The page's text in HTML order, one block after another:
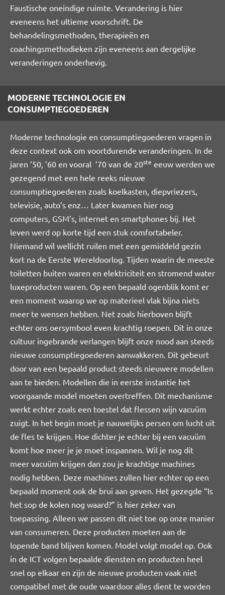
Faustische oneindige ruimte. Verandering is hier
eveneens het ultieme voorschrift. De
behandelingsmethoden, therapieën en
coachingsmethodieken zijn eveneens aan dergelijke
veranderingen onderhevig.
MODERNE TECHNOLOGIE EN
CONSUMPTIEGOEDEREN
Moderne technologie en consumptiegoederen vragen in
deze context ook om voortdurende veranderingen. In de
jaren ’50, ’60 en vooral ’70 van de 20ste eeuw werden we
gezegend met een hele reeks nieuwe
consumptiegoederen zoals koelkasten, diepvriezers,
televisie, auto’s enz… Later kwamen hier nog
computers, GSM’s, internet en smartphones bij. Het
leven werd op korte tijd een stuk comfortabeler.
Niemand wil wellicht ruilen met een gemiddeld gezin
kort na de Eerste Wereldoorlog. Tijden waarin de meeste
toiletten buiten waren en elektriciteit en stromend water
luxeproducten waren. Op een bepaald ogenblik komt er
een moment waarop we op materieel vlak bijna niets
meer te wensen hebben. Net zoals hierboven blijft
echter ons oersymbool even krachtig roepen. Dit in onze
cultuur ingebrande verlangen blijft onze nood aan steeds
nieuwe consumptiegoederen aanwakkeren. Dit gebeurt
door van een bepaald product steeds nieuwere modellen
aan te bieden. Modellen die in eerste instantie het
voorgaande model moeten overtreffen. Dit mechanisme
werkt echter zoals een toestel dat flessen wijn vacuüm
zuigt. In het begin moet je nauwelijks persen om lucht uit
de fles te krijgen. Hoe dichter je echter bij een vacuüm
komt hoe meer je je moet inspannen. Wil je nog dit
meer vacuüm krijgen dan zou je krachtige machines
nodig hebben. Deze machines zullen hier echter op een
bepaald moment ook de brui aan geven. Het gezegde “Is
het sop de kolen nog waard?” is hier zeker van
toepassing. Alleen we passen dit niet toe op onze manier
van consumeren. Deze producten moeten aan de
lopende band blijven komen. Model volgt model op. Ook
in de ICT volgen bepaalde diensten en producten heel
snel op elkaar en zijn de nieuwe producten vaak niet
compatibel met de oude waardoor alles dient te worden